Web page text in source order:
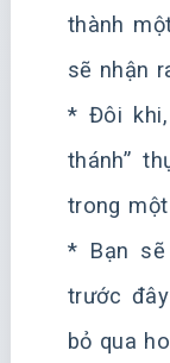
thành
sẽ nhận
* Đôi khi,
thánh”
trong
* Bạn sẽ
trước
bỏ qua